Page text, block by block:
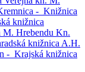
- Knižnica
knižnica
Hrebendu Kn.
knižnica A.H.
- Krajská knižnica